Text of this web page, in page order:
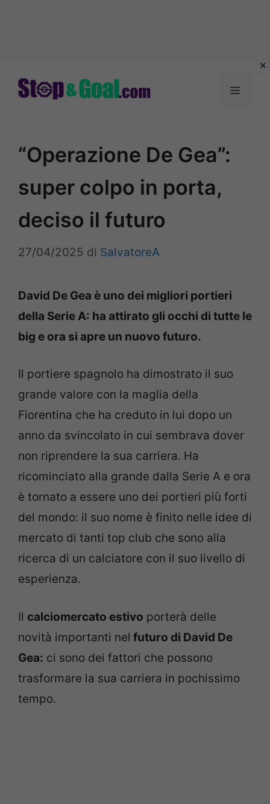
Menu
“Operazione De Gea”:
super colpo in porta,
deciso il futuro
27/04/2025 di SalvatoreA
David De Gea è uno dei migliori portieri
della Serie A: ha attirato gli occhi di tutte le
big e ora si apre un nuovo futuro.
Il portiere spagnolo ha dimostrato il suo
grande valore con la maglia della
Fiorentina che ha creduto in lui dopo un
anno da svincolato in cui sembrava dover
non riprendere la sua carriera. Ha
ricominciato alla grande dalla Serie A e ora
è tornato a essere uno dei portieri più forti
del mondo: il suo nome è finito nelle idee di
mercato di tanti top club che sono alla
ricerca di un calciatore con il suo livello di
esperienza.
Il calciomercato estivo porterà delle
novità importanti nel futuro di David De
Gea: ci sono dei fattori che possono
trasformare la sua carriera in pochissimo
tempo.